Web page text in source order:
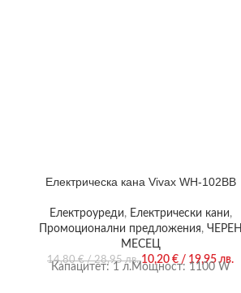
Електрическа кана Vivax WH-102BB
Електроуреди, Електрически кани,
Промоционални предложения, ЧЕРЕН
МЕСЕЦ
14,80€/ 28,95 лв.10,20 € / 19,95 лв.
Капацитет: 1 л.Мощност: 1100 W